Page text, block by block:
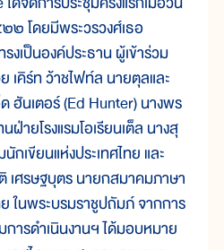
โดยมีพระวรวงศ์เธอ
งเป็นองค์ประธาน ผู้เข้าร่วม
เคิร์ท ว้าชไฟท์ล นายตุลและ
ฮันเตอร์ (Ed Hunter) นางพร
ายโรงแรมโอเรียนเต็ล นางสุ
เขียนแห่งประเทศไทย และ
เศรษฐบุตร นายกสมาคมภาษา
ในพระบรมราชูปถัมภ์ จากการ
ารดำเนินงานฯ ได้มอบหมาย